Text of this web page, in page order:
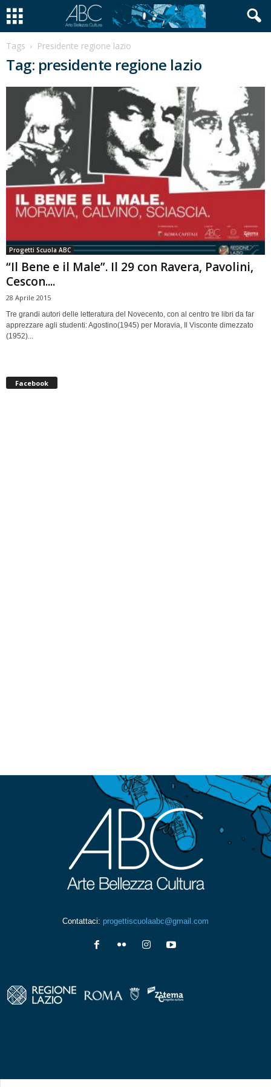
Tags Presidente regione lazio
Tag: presidente regione lazio
Progetti Scuola ABC
“Il Bene e il Male”. Il 29 con Ravera, Pavolini,
Cescon....
28 Aprile 2015
Tre grandi autori delle letteratura del Novecento, con al centro tre libri da far
apprezzare agli studenti: Agostino(1945) per Moravia, Il Visconte dimezzato
(1952)...
Facebook
Contattaci: progettiscuolaabc@gmail.com